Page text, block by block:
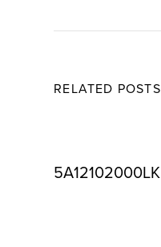
RELATED POSTS
5A12102000LK